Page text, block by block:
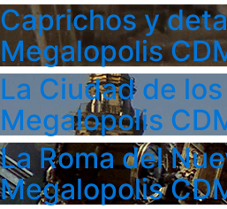
Caprichos y
Megalopolis
La Ciudad de
Megalopolis
La Roma del
Megalopolis